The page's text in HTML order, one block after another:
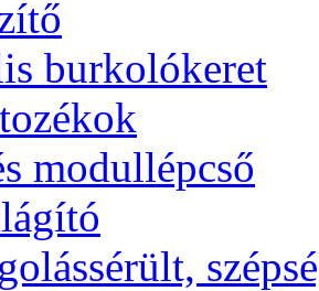
burkolókeret
modullépcső